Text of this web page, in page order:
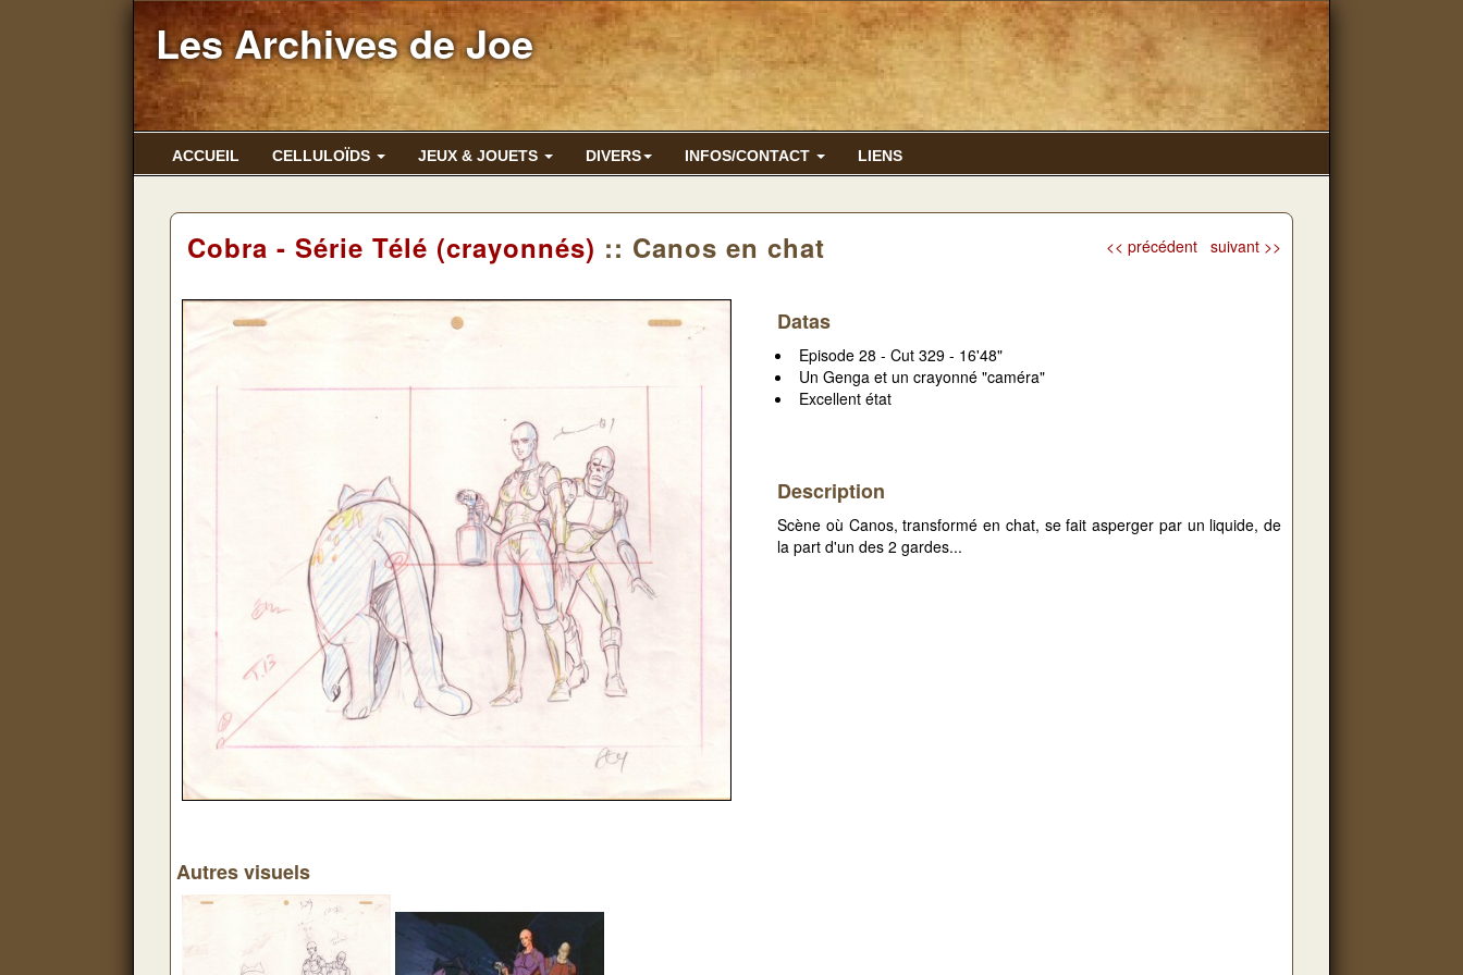
Les Archives de Joe
ACCUEIL CELLULOÏDS JEUX & JOUETS DIVERS INFOS/CONTACT LIENS
Cobra - Série Télé (crayonnés) :: Canos en chat << précédent suivant >>
Datas
Episode 28 - Cut 329 - 16'48"
Un Genga et un crayonné "caméra"
Excellent état
Description
Scène où Canos, transformé en chat, se fait asperger par un liquide, de
la part d'un des 2 gardes...
Autres visuels